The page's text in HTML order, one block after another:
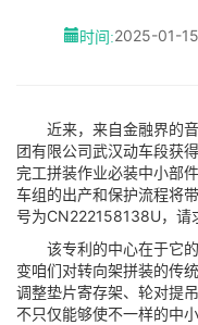
时间:2025-01-
近来，来自金融界的音
团有限公司武汉动车段获
完工拼装作业必装中小部
车组的出产和保护流程将
号为CN222158138U，请
该专利的中心在于它的
变咱们对转向架拼装的传
调整垫片寄存架、轮对提
不只仅能够使不一样的中